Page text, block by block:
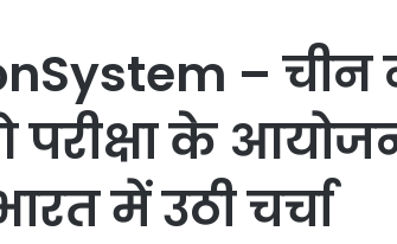
– चीन
के
में उठी चर्चा